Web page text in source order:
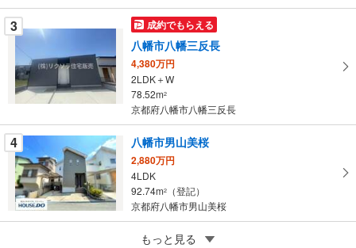
ジ
に
存
す
る
3 成約でもらえる
八幡市八幡三反長
4,380万円
2LDK＋W
78.52m2
京都府八幡市八幡三反長
4 八幡市男山美桜
2,880万円
4LDK
92.74m2
（登記）
京都府八幡市男山美桜
八幡市男山指月
もっと見る